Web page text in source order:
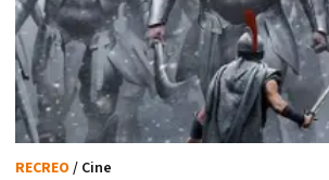
RECREO / Cine